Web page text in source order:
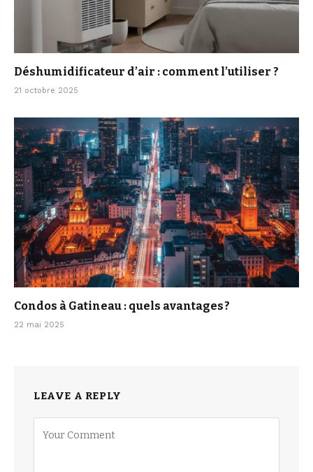
Déshumidificateur d’air : comment l’utiliser ?
21 octobre 2025
Condos à Gatineau : quels avantages ?
22 mai 2025
LEAVE A REPLY